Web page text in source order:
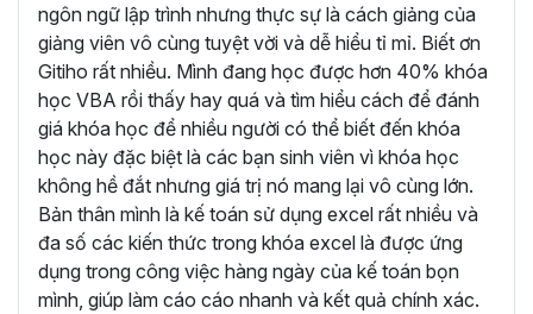
Nắm vững kiến thức nền tảng về VBA:
Hiểu rõ cú pháp, nguyên tắc làm việc và các khái
niệm cơ bản của VBA.
Thành thạo việc khai báo biến, sử dụng hằng số, và
quản lý bộ nhớ.
Thành thạo cách sử dụng Macro:
Tạo và quản lý Macro trong Excel.
Gán Macro vào các nút hoặc các đối tượng khác để
kích hoạt chúng.
ngôn ngữ lập trình nhưng thực sự là cách giảng của
giảng viên vô cùng tuyệt vời và dễ hiểu tỉ mỉ. Biết ơn
Gitiho rất nhiều. Mình đang học được hơn 40% khóa
học VBA rồi thấy hay quá và tìm hiểu cách để đánh
giá khóa học để nhiều người có thể biết đến khóa
học này đặc biệt là các bạn sinh viên vì khóa học
không hề đắt nhưng giá trị nó mang lại vô cùng lớn.
Bản thân mình là kế toán sử dụng excel rất nhiều và
đa số các kiến thức trong khóa excel là được ứng
dụng trong công việc hàng ngày của kế toán bọn
mình, giúp làm cáo cáo nhanh và kết quả chính xác.